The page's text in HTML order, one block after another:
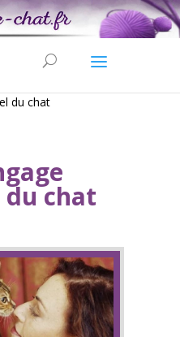
du chat
chat